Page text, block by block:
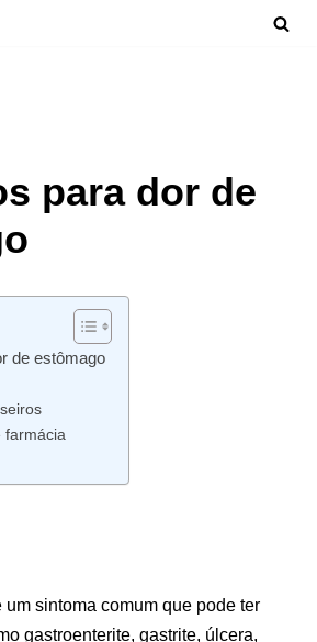
para dor de
de estômago
farmácia
um sintoma comum que pode ter
gastroenterite, gastrite, úlcera,